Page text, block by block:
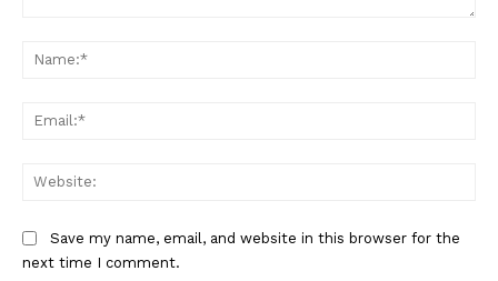
Save my name, email, and website in this browser for the
next time I comment.